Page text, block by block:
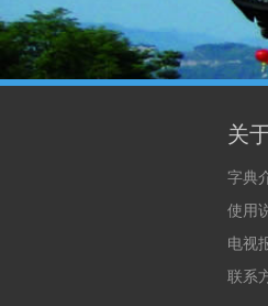
关
字典
使用
电视
联系